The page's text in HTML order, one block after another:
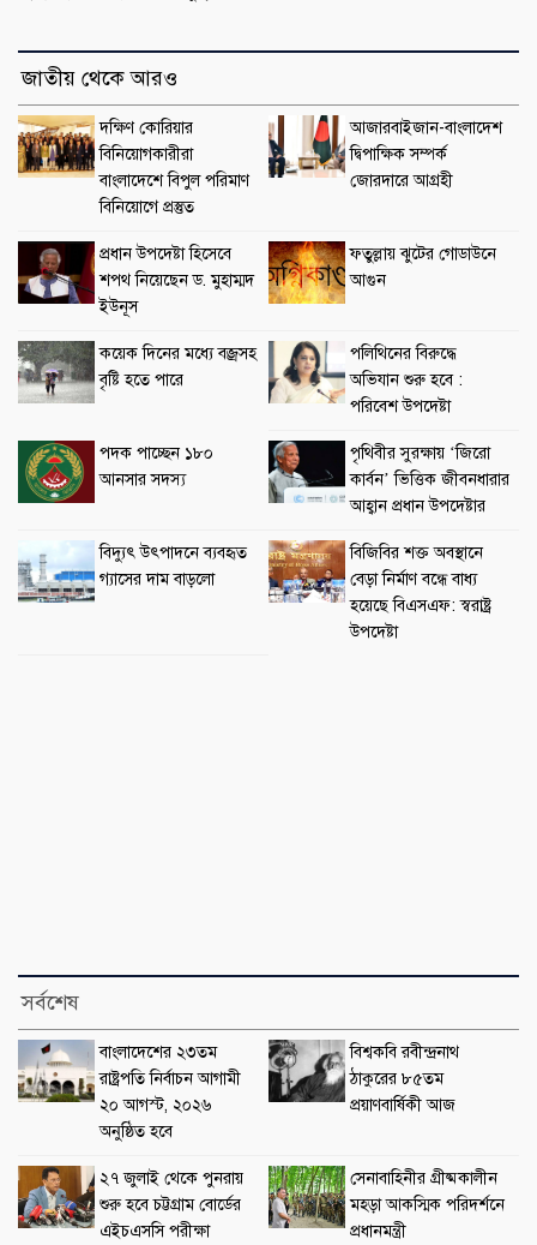
জাতীয় থেকে আরও
দক্ষিণ কোরিয়ার
বিনিয়োগকারীরা
বাংলাদেশে বিপুল পরিমাণ
বিনিয়োগে প্রস্তুত
আজারবাইজান-বাংলাদেশ
দ্বিপাক্ষিক সম্পর্ক
জোরদারে আগ্রহী
প্রধান উপদেষ্টা হিসেবে
শপথ নিয়েছেন ড. মুহাম্মদ
ইউনূস
ফতুল্লায় ঝুটের গোডাউনে
আগুন
কয়েক দিনের মধ্যে বজ্রসহ
বৃষ্টি হতে পারে
পলিথিনের বিরুদ্ধে
অভিযান শুরু হবে :
পরিবেশ উপদেষ্টা
পদক পাচ্ছেন ১৮০
আনসার সদস্য
পৃথিবীর সুরক্ষায় ‘জিরো
কার্বন’ ভিত্তিক জীবনধারার
আহ্বান প্রধান উপদেষ্টার
বিদ্যুৎ উৎপাদনে ব্যবহৃত
গ্যাসের দাম বাড়লো
বিজিবির শক্ত অবস্থানে
বেড়া নির্মাণ বন্ধে বাধ্য
হয়েছে বিএসএফ: স্বরাষ্ট্র
উপদেষ্টা
সর্বশেষ
বাংলাদেশের ২৩তম
রাষ্ট্রপতি নির্বাচন আগামী
২০ আগস্ট, ২০২৬
অনুষ্ঠিত হবে
বিশ্বকবি রবীন্দ্রনাথ
ঠাকুরের ৮৫তম
প্রয়াণবার্ষিকী আজ
২৭ জুলাই থেকে পুনরায়
শুরু হবে চট্টগ্রাম বোর্ডের
এইচএসসি পরীক্ষা
সেনাবাহিনীর গ্রীষ্মকালীন
মহড়া আকস্মিক পরিদর্শনে
প্রধানমন্ত্রী